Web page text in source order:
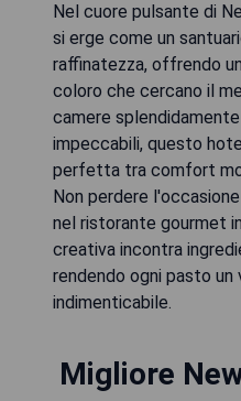
Nel cuore pulsante di
si erge come un
raffinatezza, offrendo
coloro che cercano il
camere
impeccabili, questo
perfetta tra comfort
Non perdere
nel ristorante gourmet
creativa incontra
rendendo ogni pasto un
indimenticabile.
Migliore